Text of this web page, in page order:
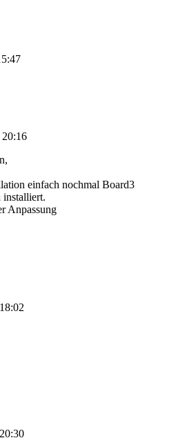
20:16
einfach nochmal Board3
installiert.
Anpassung